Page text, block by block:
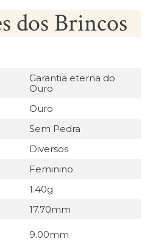
dos Brincos
Garantia eterna do
Ouro
Ouro
Sem Pedra
Diversos
Feminino
1.40g
17.70mm
9.00mm